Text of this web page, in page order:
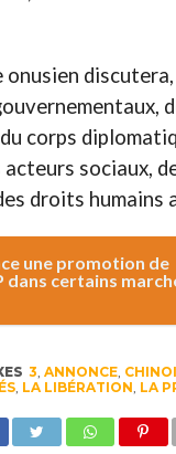
onusien
corps
acteurs sociaux,
droits humains
une promotion de
dans certains
3 ANNONCE,
, LA LIBÉRATION LA